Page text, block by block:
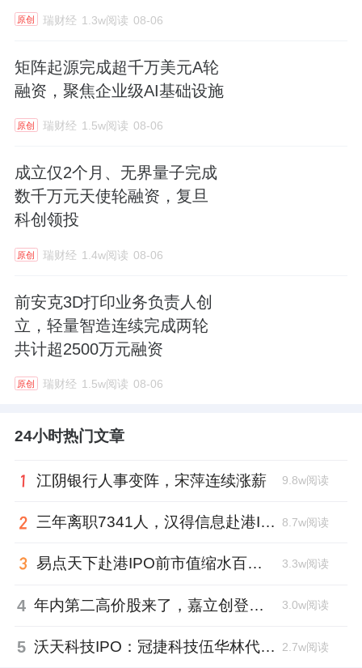
原创 瑞财经 1.3w阅读 08-06
矩阵起源完成超千万美元A轮
融资，聚焦企业级AI基础设施
原创 瑞财经 1.5w阅读 08-06
成立仅2个月、无界量子完成
数千万元天使轮融资，复旦
科创领投
原创 瑞财经 1.4w阅读 08-06
前安克3D打印业务负责人创
立，轻量智造连续完成两轮
共计超2500万元融资
原创 瑞财经 1.5w阅读 08-06
24小时热门文章
江阴银行人事变阵，宋萍连续涨薪 9.8w阅读
三年离职7341人，汉得信息赴港IPO前欠缴社保1.55亿元 8.7w阅读
易点天下赴港IPO前市值缩水百亿，邹小武和创业伙伴收割了10亿 3.3w阅读
4 年内第二高价股来了，嘉立创登陆深交所开盘涨超177%、总市值1300亿元 3.0w阅读
5 沃天科技IPO：冠捷科技伍华林代持入局，四名“60”后国企老兵借钱回购股权 2.7w阅读